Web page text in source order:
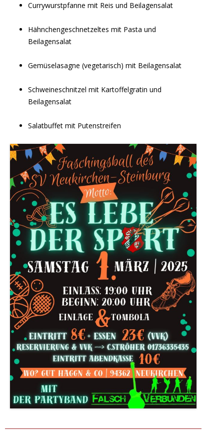
Currywurstpfanne mit Reis und Beilagensalat
Hähnchengeschnetzeltes mit Pasta und
Beilagensalat
Gemüselasagne (vegetarisch) mit Beilagensalat
Schweineschnitzel mit Kartoffelgratin und
Beilagensalat
Salatbuffet mit Putenstreifen